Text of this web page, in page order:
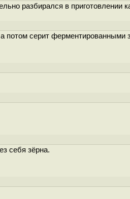
разбирался в приготовлении
потом серит ферментированными
себя зёрна.